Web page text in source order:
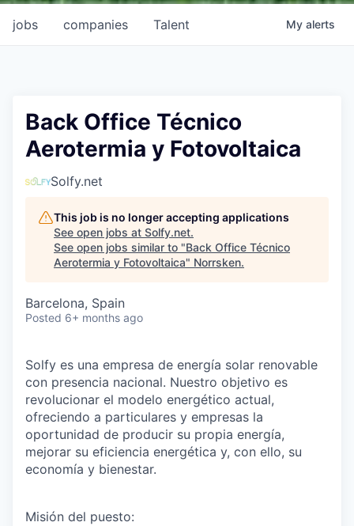
jobs companies Talent My alerts
Back Office Técnico
Aerotermia y Fotovoltaica
Solfy.net
This job is no longer accepting applications
See open jobs at Solfy.net.
See open jobs similar to "Back Office Técnico
Aerotermia y Fotovoltaica" Norrsken.
Barcelona, Spain
Posted 6+ months ago
Solfy es una empresa de energía solar renovable
con presencia nacional. Nuestro objetivo es
revolucionar el modelo energético actual,
ofreciendo a particulares y empresas la
oportunidad de producir su propia energía,
mejorar su eficiencia energética y, con ello, su
economía y bienestar.
Misión del puesto: